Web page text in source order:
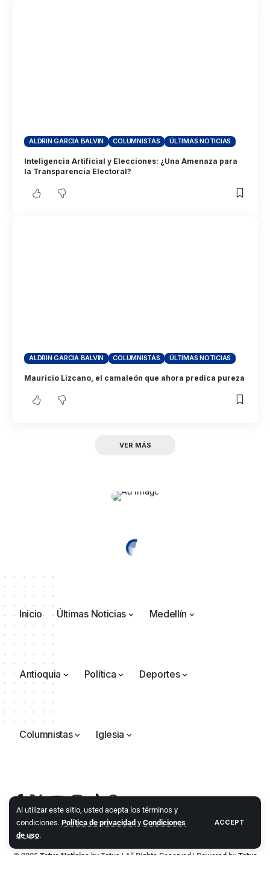
Al utilizar este sitio, usted acepta los términos y
condiciones. Política de privacidad y Condiciones
de uso.
ACCEPT
ALDRIN GARCIA BALVIN COLUMNISTAS ÚLTIMAS NOTICIAS
Inteligencia Artificial y Elecciones: ¿Una Amenaza para
la Transparencia Electoral?
ALDRIN GARCIA BALVIN COLUMNISTAS ÚLTIMAS NOTICIAS
Mauricio Lizcano, el camaleón que ahora predica pureza
VER MÁS
Inicio Últimas Noticias Medellín
Antioquia Política Deportes
Columnistas Iglesia
© 2025 Totus Noticias by Totus | All Rights Reserved | Powered by Totus